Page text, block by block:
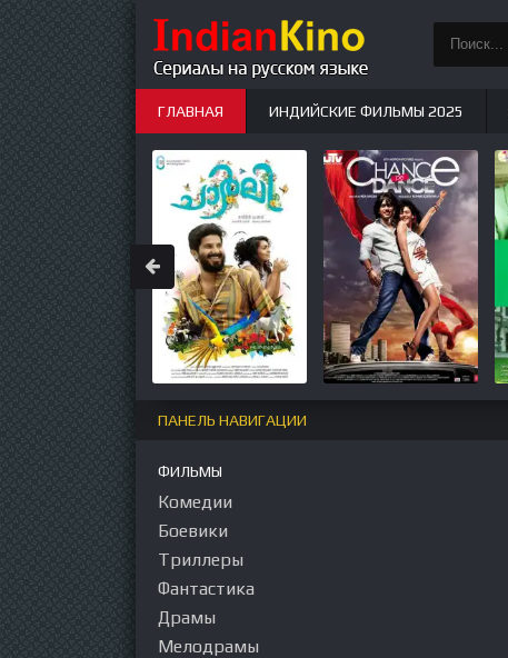
ПАНЕЛЬ НАВИГАЦИИ
ФИЛЬМЫ
Комедии
Боевики
Триллеры
Фантастика
Драмы
Мелодрамы
ГЛАВНАЯ ИНДИЙСКИЕ ФИЛЬМЫ 2025
ИНДИЙСКИЕ СЕРИАЛЫ НОВЫЕ